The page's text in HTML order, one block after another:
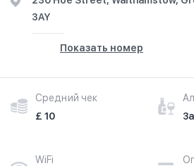
3AY
Показать номер
Средний чек
£ 10
WiFi